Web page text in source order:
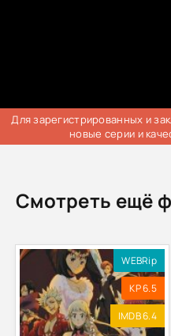
Для зарегистрированных и
новые серии и
Смотреть ещё
WEBRip
KP 6.5
IMDB 6.4